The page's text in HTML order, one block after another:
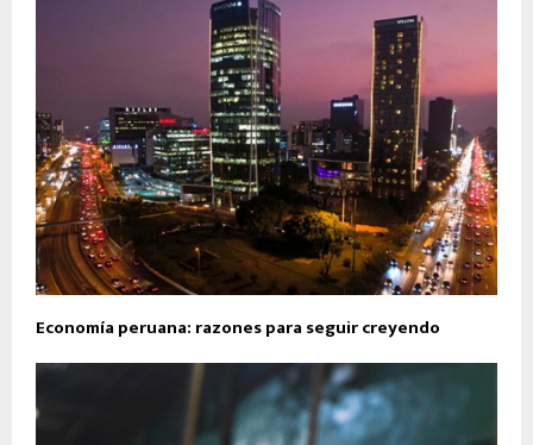
Economía peruana: razones para seguir creyendo